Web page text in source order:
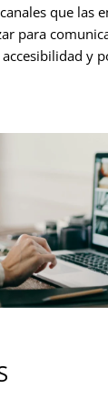
que las
para
accesibilidad y